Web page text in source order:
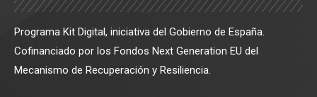
Programa Kit Digital, iniciativa del Gobierno de España.
Cofinanciado por los Fondos Next Generation EU del
Mecanismo de Recuperación y Resiliencia.